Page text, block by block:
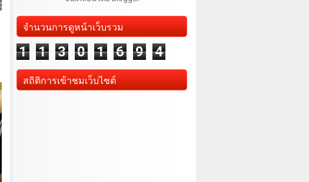
จำนวนการดูหน้าเว็บรวม
1 1 3 0 1 6 9 4
สถิติการเข้าชมเว็บไซต์